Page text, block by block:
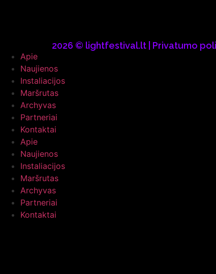
2026 © lightfestival.lt | Privatumo
Apie
Naujienos
Instaliacijos
Maršrutas
Archyvas
Partneriai
Kontaktai
Apie
Naujienos
Instaliacijos
Maršrutas
Archyvas
Partneriai
Kontaktai